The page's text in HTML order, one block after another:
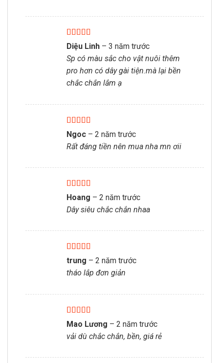
Được xếp
hạng 55 sao
Diệu Linh – 3 năm trước
Sp có màu sắc cho vật nuôi thêm
pro hơn có dây gài tiện.mà lại bền
chắc chắn lắm ạ
Được xếp
hạng5 5 sao
Ngoc – 2 năm trước
Rất đáng tiền nên mua nha mn ơii
Được xếp
hạng55 sao
Hoang – 2 năm trước
Dây siêu chắc chắn nhaa
Được xếp
hạng5 5 sao
trung – 2 năm trước
tháo lắp đơn giản
Được xếp
hạng 55 sao
Mao Lương – 2 năm trước
vải dù chắc chắn, bền, giá rẻ